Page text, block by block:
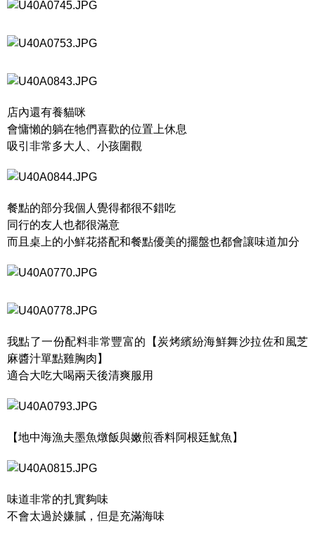
店內還有養貓咪
會慵懶的躺在牠們喜歡的位置上休息
吸引非常多大人、小孩圍觀
餐點的部分我個人覺得都很不錯吃
同行的友人也都很滿意
而且桌上的小鮮花搭配和餐點優美的擺盤也都會讓味道加分
我點了一份配料非常豐富的【炭烤繽紛海鮮舞沙拉佐和風芝
麻醬汁單點雞胸肉】
適合大吃大喝兩天後清爽服用
【地中海漁夫墨魚燉飯與嫩煎香料阿根廷魷魚】
味道非常的扎實夠味
不會太過於嫌膩，但是充滿海味